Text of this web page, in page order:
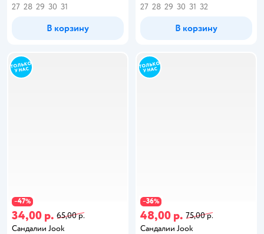
27 28 29 30 31
В корзину
27 28 29 30 31 32
В корзину
−47%
34,00 р. 65,00 р.
Сандалии Jook
−36%
48,00 р. 75,00 р.
Сандалии Jook